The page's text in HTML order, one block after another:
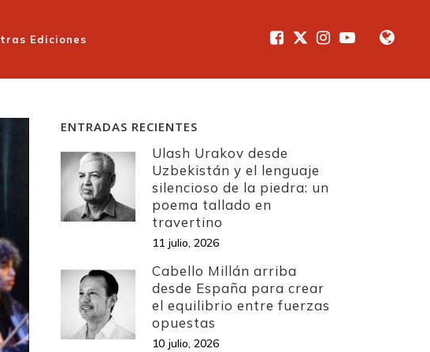
Ediciones
ENTRADAS RECIENTES
Ulash Urakov desde
Uzbekistán y el lenguaje
silencioso de la piedra: un
poema tallado en
travertino
11 julio, 2026
Cabello Millán arriba
desde España para crear
el equilibrio entre fuerzas
opuestas
10 julio, 2026